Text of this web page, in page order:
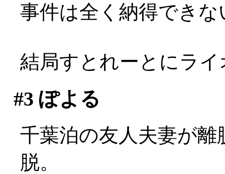
事件は全く納得でき
結局すとれーとにラ
#3 ぽよる
千葉泊の友人夫妻が
脱。